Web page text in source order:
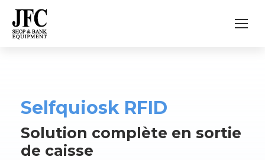
Selfquiosk RFID
Solution complète en sortie
de caisse